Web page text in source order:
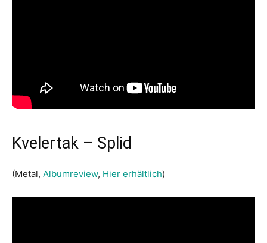
Kvelertak – Splid
(Metal, Albumreview, Hier erhältlich)